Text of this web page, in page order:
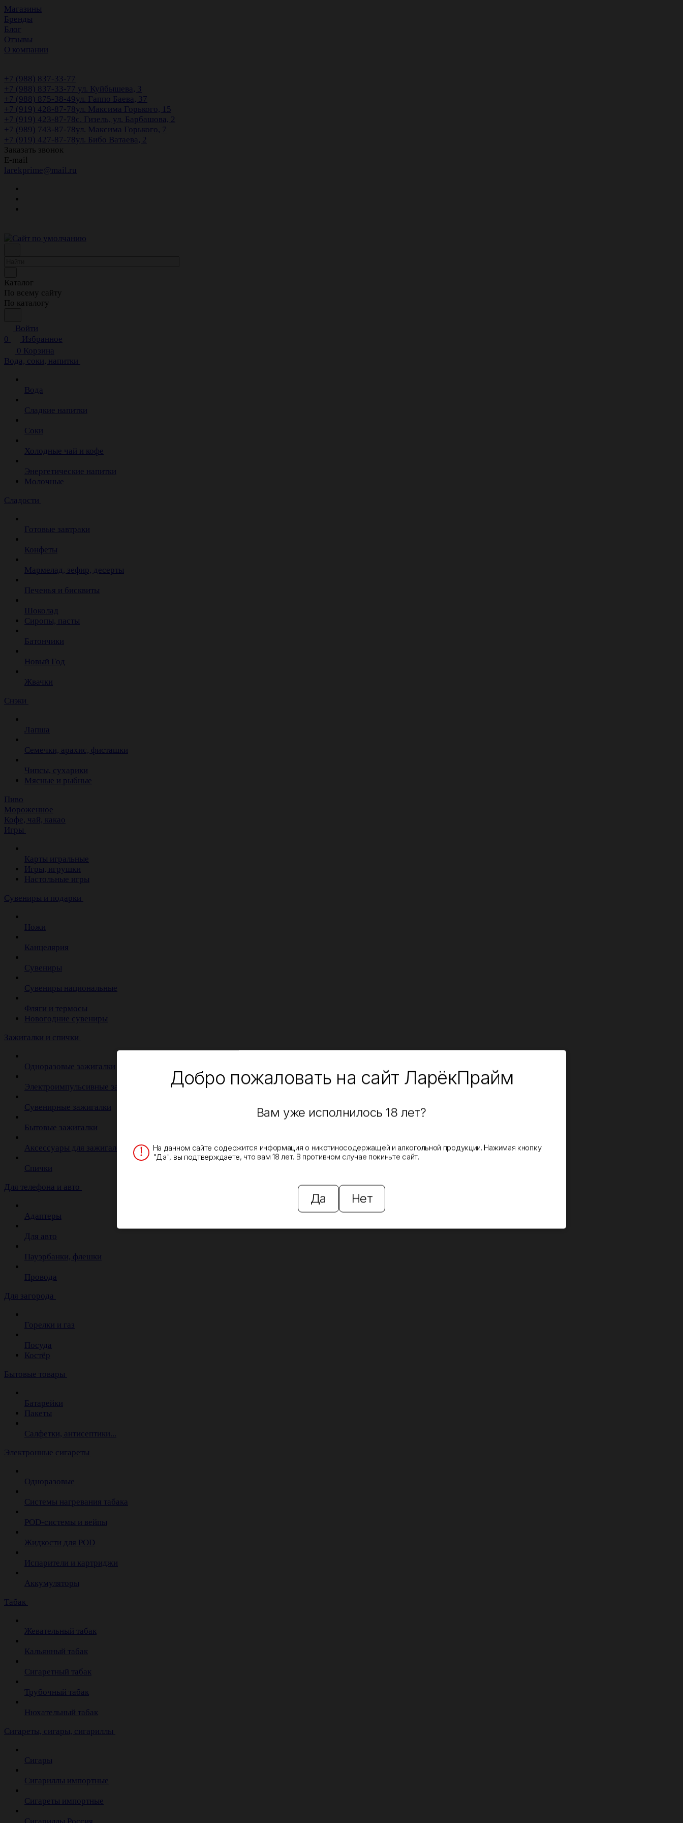
Магазины
Бренды
Блог
Отзывы
О компании
+7 (988) 837-33-77
+7 (988) 837-33-77 ул. Куйбышева, 3
+7 (988) 875-38-49ул. Гаппо Баева, 37
+7 (919) 428-87-78ул. Максима Горького, 15
+7 (919) 423-87-78с. Гизель, ул. Барбашова, 2
+7 (989) 743-87-78ул. Максима Горького, 7
+7 (919) 427-87-78ул. Бибо Ватаева, 2
Заказать звонок
E-mail
larekprime@mail.ru
Каталог
По всему сайту
По каталогу
Войти
0
Избранное
0 Корзина
Вода, соки, напитки
Вода
Сладкие напитки
Соки
Холодные чай и кофе
Энергетические напитки
Молочные
Сладости
Готовые завтраки
Конфеты
Мармелад, зефир, десерты
Печенья и бисквиты
Шоколад
Сиропы, пасты
Батончики
Новый Год
Жвачки
Снэки
Лапша
Семечки, арахис, фисташки
Чипсы, сухарики
Мясные и рыбные
Пиво
Мороженное
Кофе, чай, какао
Игры
Карты игральные
Игры, игрушки
Настольные игры
Сувениры и подарки
Ножи
Канцелярия
Сувениры
Сувениры национальные
Фляги и термосы
Новогодние сувениры
Зажигалки и спички
Одноразовые зажигалки
Электроимпульсивные зажигалки
Сувенирные зажигалки
Бытовые зажигалки
Аксессуары для зажигалок
Спички
Для телефона и авто
Адаптеры
Для авто
Пауэрбанки, флешки
Провода
Для загорода
Горелки и газ
Посуда
Костёр
Бытовые товары
Батарейки
Пакеты
Салфетки, антисептики...
Электронные сигареты
Одноразовые
Системы нагревания табака
POD-системы и вейпы
Жидкости для POD
Испарители и картриджи
Аккумуляторы
Табак
Жевательный табак
Кальянный табак
Сигаретный табак
Трубочный табак
Нюхательный табак
Cигареты, сигары, сигариллы
Сигары
Сигариллы импортные
Сигареты импортные
Добро пожаловать на сайт ЛарёкПрайм
Вам уже исполнилось 18 лет?
На данном сайте содержится информация о никотиносодержащей и алкогольной продукции. Нажимая кнопку
"Да", вы подтверждаете, что вам 18 лет. В противном случае покиньте сайт.
Да Нет